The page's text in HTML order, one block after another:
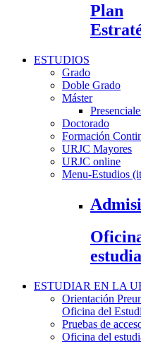
Plan
ESTUDIOS
Grado
Doble Grado
Máster
Doctorado
Formación
URJC Mayores
URJC online
Menu-Estudios
ESTUDIAR EN LA
Orientación
Oficina del
Pruebas de
Oficina del